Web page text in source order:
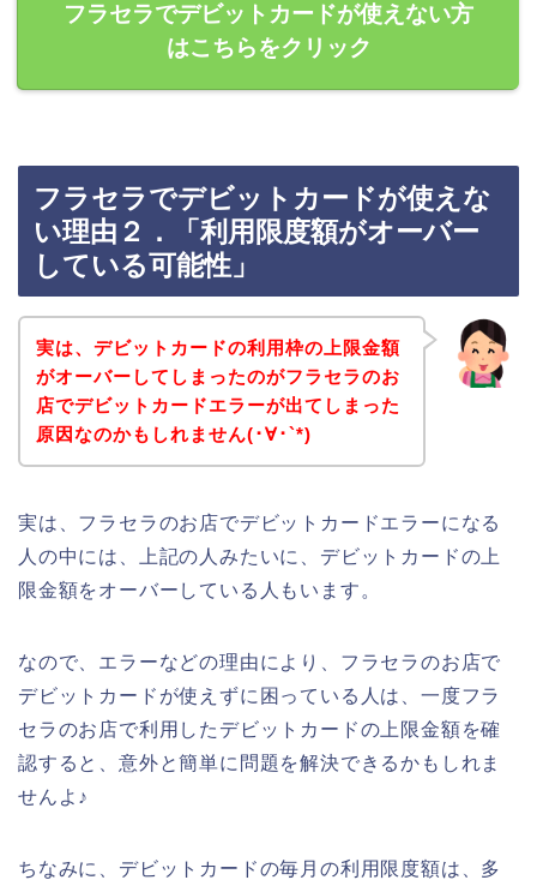
フラセラでデビットカードが使えない方
はこちらをクリック
フラセラでデビットカードが使えな
い理由２．「利用限度額がオーバー
している可能性」
実は、デビットカードの利用枠の上限金額
がオーバーしてしまったのがフラセラのお
店でデビットカードエラーが出てしまった
原因なのかもしれません(･∀･`*)
実は、フラセラのお店でデビットカードエラーになる
人の中には、上記の人みたいに、デビットカードの上
限金額をオーバーしている人もいます。
なので、エラーなどの理由により、フラセラのお店で
デビットカードが使えずに困っている人は、一度フラ
セラのお店で利用したデビットカードの上限金額を確
認すると、意外と簡単に問題を解決できるかもしれま
せんよ♪
ちなみに、デビットカードの毎月の利用限度額は、多